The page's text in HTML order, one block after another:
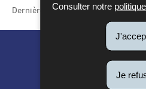
Consulter notre
Je
Dernière mise à jour 23/01/2014